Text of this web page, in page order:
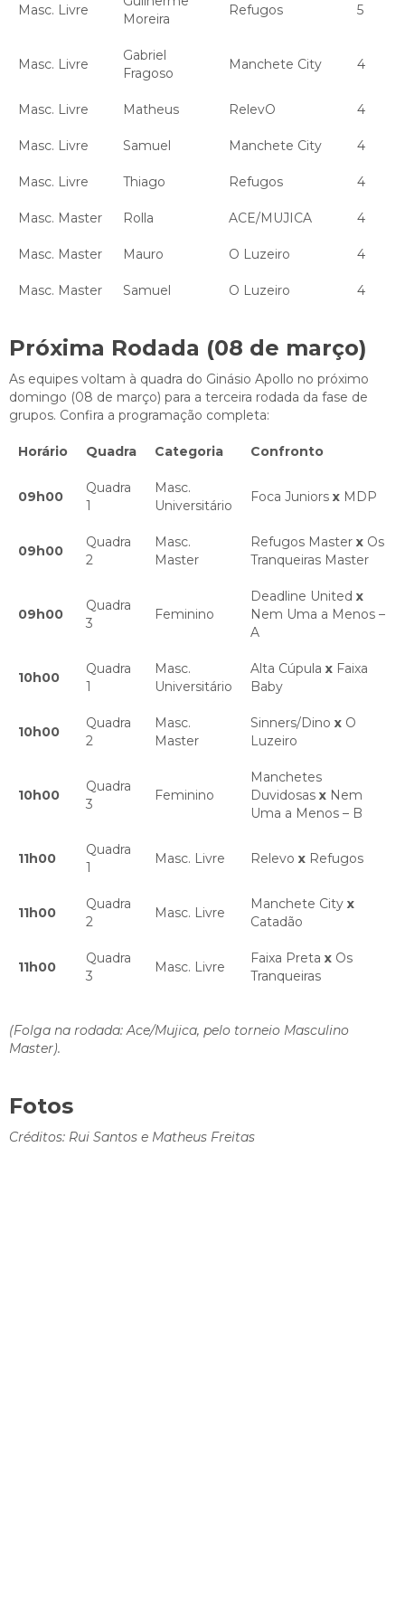
Masc. Livre
Moreira
Refugos 5
Masc. Livre
Gabriel
Fragoso
Manchete City 4
Masc. Livre Matheus RelevO 4
Masc. Livre Samuel Manchete City 4
Masc. Livre Thiago Refugos 4
Masc. Master Rolla ACE/MUJICA 4
Masc. Master Mauro O Luzeiro 4
Masc. Master Samuel O Luzeiro 4
Próxima Rodada (08 de março)
As equipes voltam à quadra do Ginásio Apollo no próximo
domingo (08 de março) para a terceira rodada da fase de
grupos. Confira a programação completa:
Horário Quadra Categoria Confronto
09h00
Quadra
1
Masc.
Universitário
Foca Juniors x MDP
09h00
Quadra
2
Masc.
Master
Refugos Master x Os
Tranqueiras Master
09h00
Quadra
3
Feminino
Deadline United x
Nem Uma a Menos –
A
10h00
Quadra
1
Masc.
Universitário
Alta Cúpula x Faixa
Baby
10h00
Quadra
2
Masc.
Master
Sinners/Dino x O
Luzeiro
10h00
Quadra
3
Feminino
Manchetes
Duvidosas x Nem
Uma a Menos – B
11h00
Quadra
1
Masc. Livre Relevo x Refugos
11h00
Quadra
2
Masc. Livre
Manchete City x
Catadão
11h00
Quadra
3
Masc. Livre
Faixa Preta x Os
Tranqueiras
(Folga na rodada: Ace/Mujica, pelo torneio Masculino
Master).
Fotos
Créditos: Rui Santos e Matheus Freitas